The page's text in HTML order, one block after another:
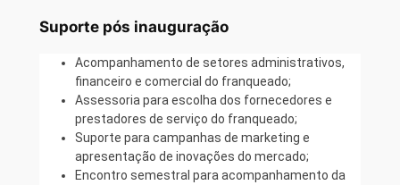
Suporte pós inauguração
Acompanhamento de setores administrativos,
financeiro e comercial do franqueado;
Assessoria para escolha dos fornecedores e
prestadores de serviço do franqueado;
Suporte para campanhas de marketing e
apresentação de inovações do mercado;
Encontro semestral para acompanhamento da